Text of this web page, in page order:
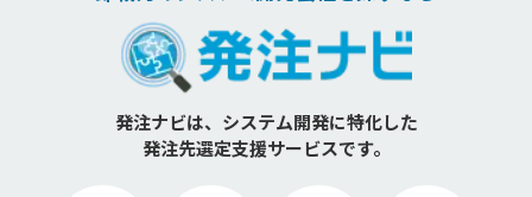
発注ナビは、システム開発に特化した
発注先選定支援サービスです。